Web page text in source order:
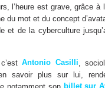
l’heure est grave, grâce à
du mot et du concept
et de la cyberculture
c’estAntonio Casilli,
savoir plus sur lui,
billet sur